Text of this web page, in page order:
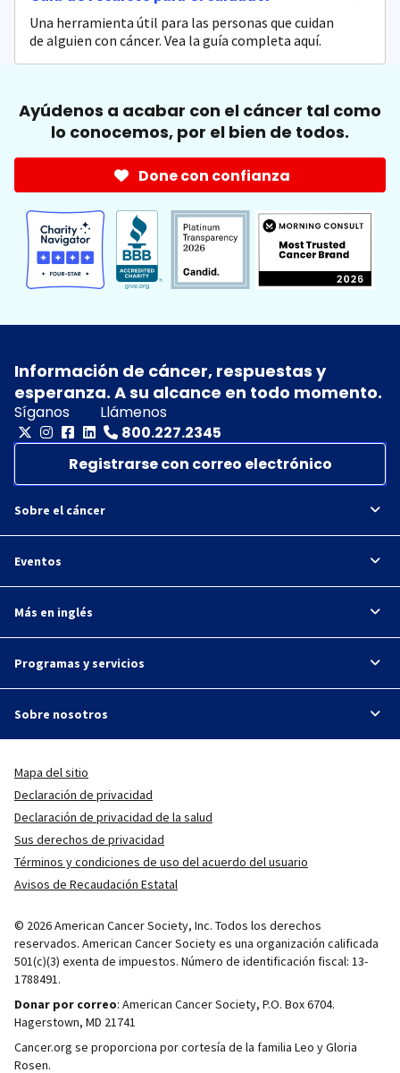
Una herramienta útil para las personas que cuidan
de alguien con cáncer. Vea la guía completa aquí.
Ayúdenos a acabar con el cáncer tal como
lo conocemos, por el bien de todos.
Done con confianza
Información de cáncer, respuestas y
esperanza. A su alcance en todo momento.
Síganos
Llámenos
800.227.2345
Registrarse con correo electrónico
Sobre el cáncer
Eventos
Más en inglés
Programas y servicios
Sobre nosotros
Mapa del sitio
Declaración de privacidad
Declaración de privacidad de la salud
Sus derechos de privacidad
Términos y condiciones de uso del acuerdo del usuario
Avisos de Recaudación Estatal
© 2026 American Cancer Society, Inc. Todos los derechos
reservados. American Cancer Society es una organización calificada
501(c)(3) exenta de impuestos. Número de identificación fiscal: 13-
1788491.
Donar por correo: American Cancer Society, P.O. Box 6704.
Hagerstown, MD 21741
Cancer.org se proporciona por cortesía de la familia Leo y Gloria
Rosen.